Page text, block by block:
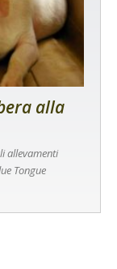
alla
allevamenti
Tongue